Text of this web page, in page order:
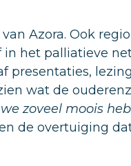
Azora. Ook
in het palliatieve
presentaties,
wat de
zoveel moois
de overtuiging